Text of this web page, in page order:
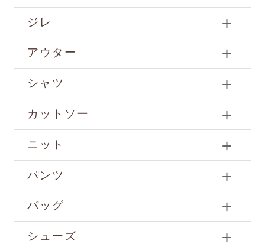
ジレ
アウター
シャツ
カットソー
ニット
パンツ
バッグ
シューズ